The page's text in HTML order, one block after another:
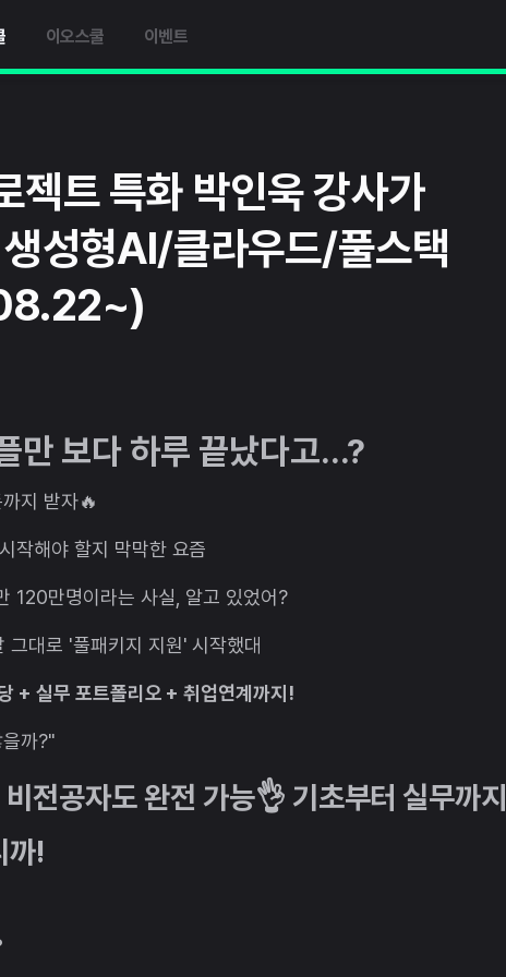
이오스쿨 이벤트
젝트 특화 박인욱 강사가
성형AI/클라우드/풀스택
만 보다 하루 끝났다고...?
지 받자🔥
작해야 할지 막막한 요즘
120만명이라는 사실, 알고 있었어?
그대로 '풀패키지 지원' 시작했대
+ 실무 포트폴리오 + 취업연계까지!
까?"
전공자도 완전 가능👌 기초부터 실무까지
까!